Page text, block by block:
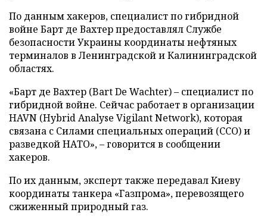
По данным хакеров, специалист по гибридной
войне Барт де Вахтер предоставлял Службе
безопасности Украины координаты нефтяных
терминалов в Ленинградской и Калининградской
областях.
«Барт де Вахтер (Bart De Wachter) – специалист по
гибридной войне. Сейчас работает в организации
HAVN (Hybrid Analyse Vigilant Network), которая
связана с Силами специальных операций (ССО) и
разведкой НАТО», – говорится в сообщении
хакеров.
По их данным, эксперт также передавал Киеву
координаты танкера «Газпрома», перевозящего
сжиженный природный газ.